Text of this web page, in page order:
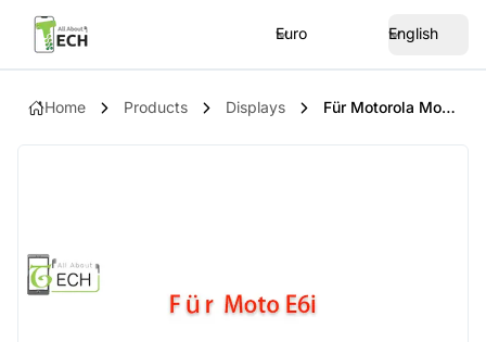
Euro English
Home Products Displays Für Motorola Moto E6i XT2053-5 LCD Display Mit Rahmen Bildschirm Touchscreen